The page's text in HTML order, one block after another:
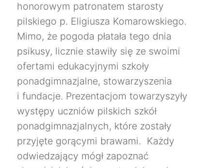
honorowym patronatem starosty
pilskiego p. Eligiusza Komarowskiego.
Mimo, że pogoda płatała tego dnia
psikusy, licznie stawiły się ze swoimi
ofertami edukacyjnymi szkoły
ponadgimnazjalne, stowarzyszenia
i fundacje. Prezentacjom towarzyszyły
występy uczniów pilskich szkół
ponadgimnazjalnych, które zostały
przyjęte gorącymi brawami. Każdy
odwiedzający mógł zapoznać